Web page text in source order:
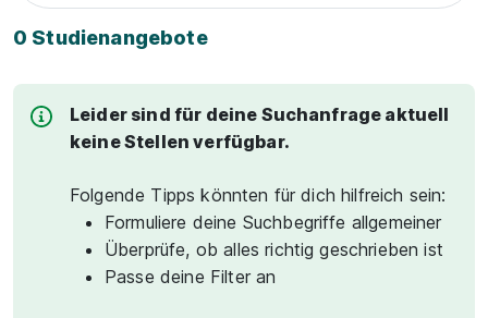
0 Studienangebote
Leider sind für deine Suchanfrage aktuell
keine Stellen verfügbar.
Folgende Tipps könnten für dich hilfreich sein:
Formuliere deine Suchbegriffe allgemeiner
Überprüfe, ob alles richtig geschrieben ist
Passe deine Filter an